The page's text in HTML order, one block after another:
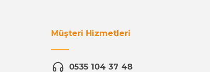
Müşteri Hizmetleri
0535 104 37 48